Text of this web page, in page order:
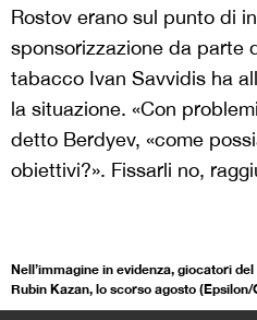
Rostov erano sul punto di
sponsorizzazione da parte
tabacco Ivan Savvidis ha
la situazione. «Con
detto Berdyev, «come
obiettivi?». Fissarli no,
Nell’immagine in evidenza, giocatori
Rubin Kazan, lo scorso agosto (Epsilon/